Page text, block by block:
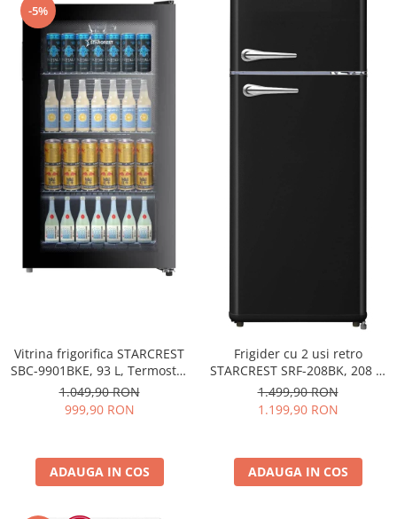
-5%
Vitrina frigorifica STARCREST
SBC-9901BKE, 93 L, Termostat
reglabil, Iluminare LED, Usa
sticla, H 84.5 cm, Negru
1.049,90 RON
999,90 RON
ADAUGA IN COS
Frigider cu 2 usi retro
STARCREST SRF-208BK, 208 L,
Clasa E, Design Vintage,
Iluminare LED, Termostat
Reglabil, H 147 cm, Negru
1.499,90 RON
1.199,90 RON
ADAUGA IN COS